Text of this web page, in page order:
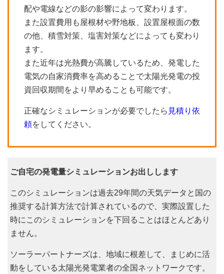
配や電線などの影の影響によって変わります。
また設置費用も屋根材や野地板、設置屋根面の数
の他、積雪対策、塩害対策などによっても変わり
ます。
また近年は光熱費が高騰しているため、発電した
電気の自家消費率を高めることで太陽光発電の投
資回収期間をより早めることも可能です。
正確なシミュレーションが必要でしたら 見積り依
頼をしてください。
ご自宅の発電量シミュレーションお出しします
このシミュレーションは過去29年間の天気データと国の
推奨する計算方法で計算されているので、実際設置した
時にこのシミュレーションを下回ることはほとんどあり
ません。
ソーラーパートナーズは、地域に根差して、まじめに活
動をしている太陽光発電業者の全国ネットワークです。